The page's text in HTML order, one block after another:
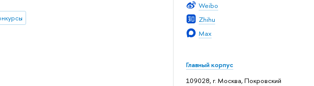
Weibo
Zhihu
Max
Главный корпус
109028, г. Москва, Покровский